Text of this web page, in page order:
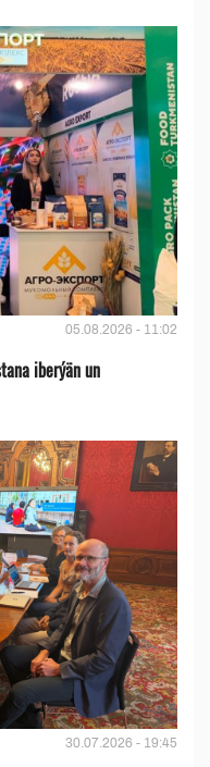
05.08.2026 - 11:02
iberýän un
30.07.2026 - 19:45